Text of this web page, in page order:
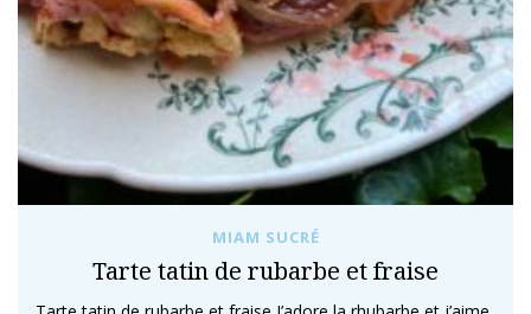
MIAM SUCRÉ
Tarte tatin de rubarbe et fraise